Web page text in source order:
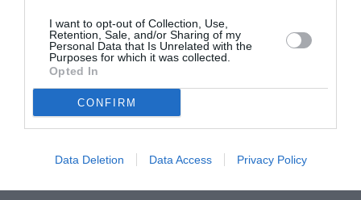
I want to opt-out of Collection, Use,
Retention, Sale, and/or Sharing of my
Personal Data that Is Unrelated with the
Purposes for which it was collected.
Opted In
CONFIRM
Data Deletion Data Access Privacy Policy